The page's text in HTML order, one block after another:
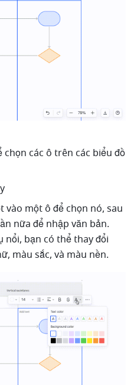
chọn các ô trên các biểu đồ
vào một ô để chọn nó, sau
nữa để nhập văn bản.
nổi, bạn có thể thay đổi
màu sắc, và màu nền.